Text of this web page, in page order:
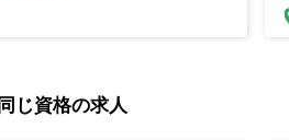
同じ資格の求人